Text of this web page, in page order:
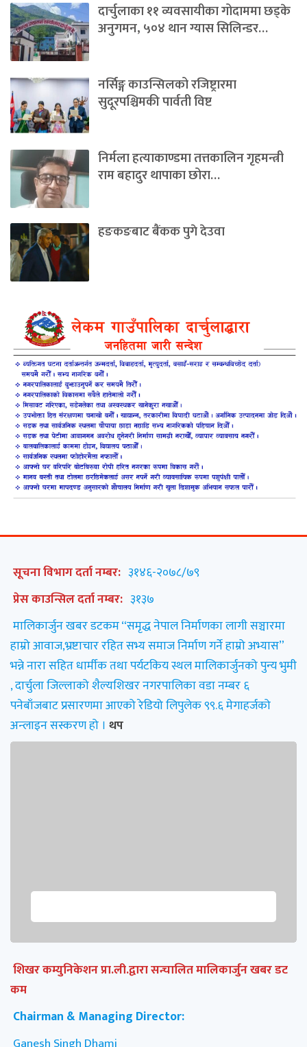
दार्चुलाका ११ व्यवसायीका गोदाममा छड्के
अनुगमन, ५०४ थान ग्यास सिलिन्डर…
नर्सिङ्ग काउन्सिलको रजिष्ट्रारमा
सुदूरपश्चिमकी पार्वती विष्ट
निर्मला हत्याकाण्डमा तत्तकालिन गृहमन्त्री
राम बहादुर थापाका छोरा…
हङकङबाट बैंकक पुगे देउवा
सूचना विभाग दर्ता नम्बर: ३१४६-२०७८/७९
प्रेस काउन्सिल दर्ता नम्बर: ३१३७
मालिकार्जुन खबर डटकम “समृद्ध नेपाल निर्माणका लागी सञ्चारमा
हाम्रो आवाज,भ्रष्टाचार रहित सभ्य समाज निर्माण गर्ने हाम्रो अभ्यास”
भन्ने नारा सहित धार्मीक तथा पर्यटकिय स्थल मालिकार्जुनको पुन्य भुमी
, दार्चुला जिल्लाको शैल्यशिखर नगरपालिका वडा नम्बर ६
पनेबाँजबाट प्रसारणमा आएको रेडियो लिपुलेक ९९.६ मेगाहर्जको
अन्लाइन सस्करण हो । थप
शिखर कम्युनिकेशन प्रा.ली.द्वारा सन्चालित मालिकार्जुन खबर डट
कम
Chairman & Managing Director: